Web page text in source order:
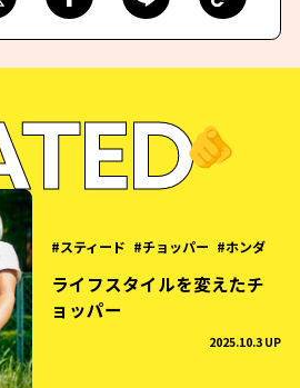
🫵
スティード チョッパー ホンダ
ライフスタイルを変えたチ
ョッパー
2025.10.3 UP